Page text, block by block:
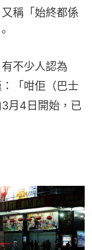
稱「始終都係
不少人認為
「咁佢（巴士
月4日開始，已